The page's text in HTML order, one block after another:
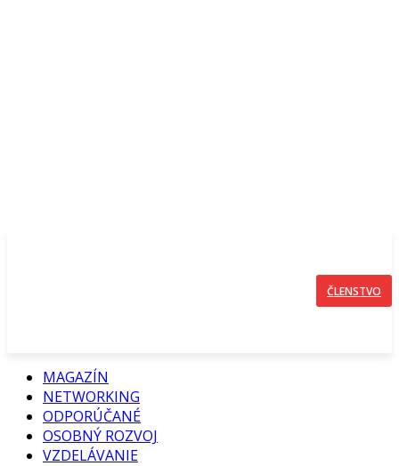
ČLENSTVO
MAGAZÍN
NETWORKING
ODPORÚČANÉ
OSOBNÝ ROZVOJ
VZDELÁVANIE